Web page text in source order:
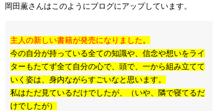
岡田薫さんはこのようにブログにアップしています。
主人の新しい書籍が発売になりました 。
今の自分が持っている全ての知識や、信念や想いをライ
ターもたてず全て自分の心で、頭で、一から組み立てて
いく姿は、身内ながらすごいなと思います。
私はただ見ているだけでしたが、（いや、隣で寝てるだ
けでしたが）